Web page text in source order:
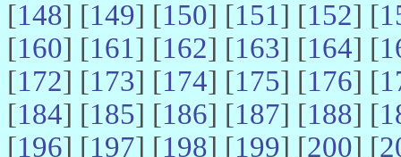
[148] [149] [150] [151] [152] [
[160] [161] [162] [163] [164] [
[172] [173] [174] [175] [176] [
[184] [185] [186] [187] [188] [
[196] [197] [198] [199] [200] [